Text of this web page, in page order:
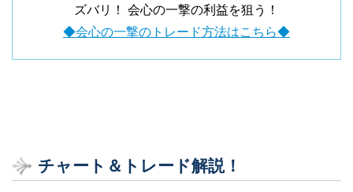
ズバリ！ 会心の一撃の利益を狙う！
◆会心の一撃のトレード方法はこちら◆
チャート＆トレード解説！